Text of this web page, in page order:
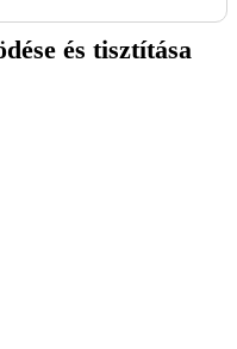
és tisztítása